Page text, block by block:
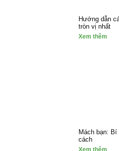
Hướng dẫn
tròn vị nhất
Xem thêm
Mách bạn: Bí
cách
Xem thêm